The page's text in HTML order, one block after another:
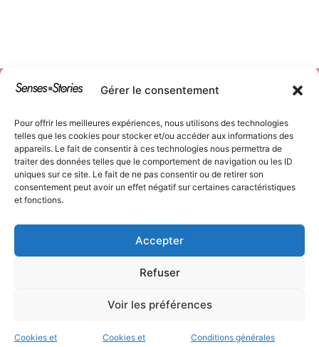
Gérer le consentement
Pour offrir les meilleures expériences, nous utilisons des technologies
telles que les cookies pour stocker et/ou accéder aux informations des
appareils. Le fait de consentir à ces technologies nous permettra de
traiter des données telles que le comportement de navigation ou les ID
uniques sur ce site. Le fait de ne pas consentir ou de retirer son
consentement peut avoir un effet négatif sur certaines caractéristiques
et fonctions.
Accepter
Refuser
Voir les préférences
Cookies et Cookies et Conditions générales
AGENCE DE
COMMUNICA
TION -
STORYTELLIN
G
CGU–Mentions
Légales
– Cookies
et confidentialité
Tous droits
réservés